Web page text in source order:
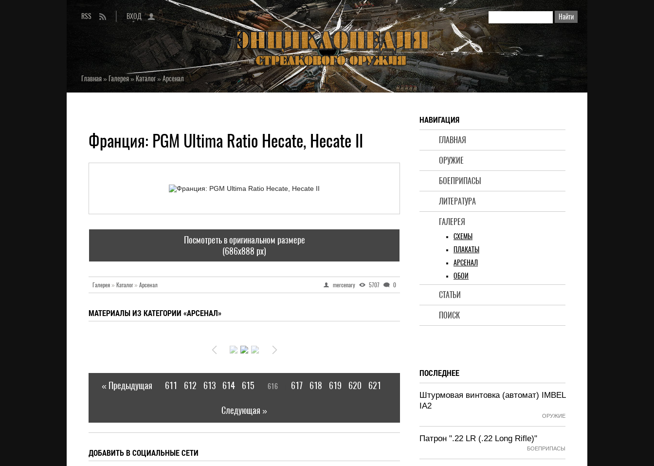
RSS ВХОД
Главная» Галерея»Каталог»Арсенал
НАВИГАЦИЯ
ГЛАВНАЯ
ОРУЖИЕ
БОЕПРИПАСЫ
ЛИТЕРАТУРА
ГАЛЕРЕЯ
СХЕМЫ
ПЛАКАТЫ
АРСЕНАЛ
ОБОИ
СТАТЬИ
ПОИСК
Франция: PGM Ultima Ratio Hecate, Hecate II
Посмотреть в оригинальном размере
(686x888 px)
Галерея» Каталог» Арсенал mercenary 5707 0
МАТЕРИАЛЫ ИЗ КАТЕГОРИИ «АРСЕНАЛ»
« Предыдущая 611 612 613 614 615 616 617 618 619 620 621
Следующая »
ДОБАВИТЬ В СОЦИАЛЬНЫЕ СЕТИ
ПОСЛЕДНЕЕ
Штурмовая винтовка (автомат) IMBEL
IA2
ОРУЖИЕ
Патрон ".22 LR (.22 Long Rifle)"
БОЕПРИПАСЫ